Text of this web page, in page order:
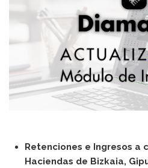
[searchwp_form id=1]
Retenciones e Ingresos a
Haciendas de Bizkaia,